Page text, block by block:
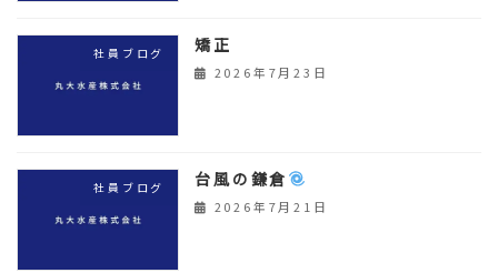
社員ブログ 矯正
2026年7月23日
社員ブログ 台風の鎌倉
2026年7月21日